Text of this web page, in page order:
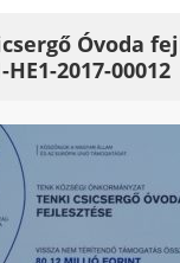
Óvoda
HE1-2017-00012